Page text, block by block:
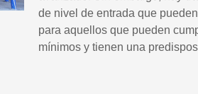
de nivel de entrada que
para aquellos que pueden
mínimos y tienen una